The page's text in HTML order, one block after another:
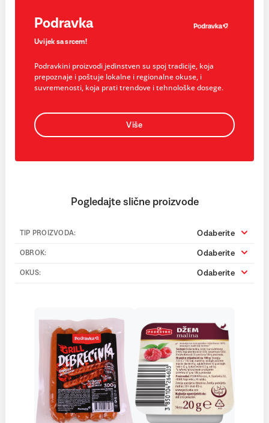
Podravka
Uvijek sa srcem!
Podravkini proizvodi jedinstven su spoj tradicije, koja
prepoznaje i poštuje lokalne i regionalne okuse, i
suvremenosti, koja prati trendove i tehnološke dosege.
Više
Pogledajte slične proizvode
TIP PROIZVODA: Odaberite
OBROK: Odaberite
OKUS: Odaberite